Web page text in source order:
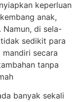
keperluan
anak,
di sela-
sedikit para
secara
tanpa
banyak sekali